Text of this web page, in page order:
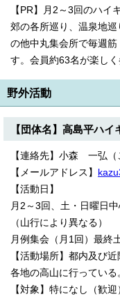
【PR】月2～3回のハイ
郊の各所巡り、温泉地
の他中丸集会所で毎週
す。会員約63名が楽しく
野外活動
【団体名】高島平ハイ
【連絡先】小森 一弘
【メールアドレス】
【活動日】
月2～3回、土・日曜日
（山行により異なる）
月例集会（月1回）最
【活動場所】都内及び
各地の高山に行っている
【対象】特になし（歓迎